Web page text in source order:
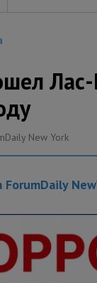
Лас-
New York
ForumDaily